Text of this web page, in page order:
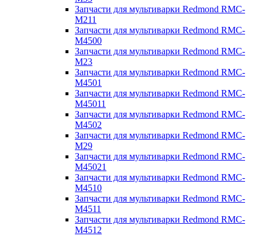
Запчасти для мультиварки Redmond RMC-
M211
Запчасти для мультиварки Redmond RMC-
M4500
Запчасти для мультиварки Redmond RMC-
M23
Запчасти для мультиварки Redmond RMC-
M4501
Запчасти для мультиварки Redmond RMC-
M45011
Запчасти для мультиварки Redmond RMC-
M4502
Запчасти для мультиварки Redmond RMC-
M29
Запчасти для мультиварки Redmond RMC-
M45021
Запчасти для мультиварки Redmond RMC-
M4510
Запчасти для мультиварки Redmond RMC-
M4511
Запчасти для мультиварки Redmond RMC-
M4512